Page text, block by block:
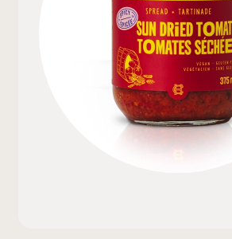
Restaurants
Institutions
À propos